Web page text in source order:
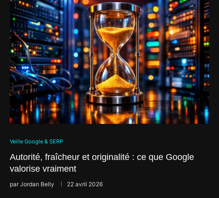
Veille Google & SERP
Autorité, fraîcheur et originalité : ce que Google
valorise vraiment
parJordan Belly 22 avril 2026